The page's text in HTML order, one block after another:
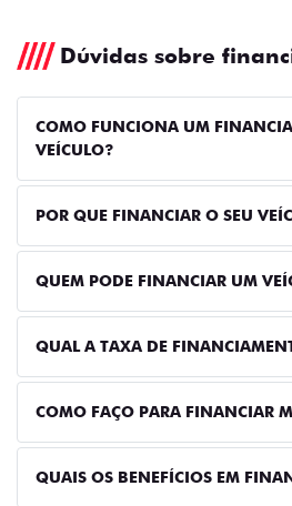
Dúvidas sobre
COMO FUNCIONA UM
VEÍCULO?
POR QUE FINANCIAR O SEU
QUEM PODE FINANCIAR UM
QUAL A TAXA DE
COMO FAÇO PARA FINANCIAR
QUAIS OS BENEFÍCIOS EM